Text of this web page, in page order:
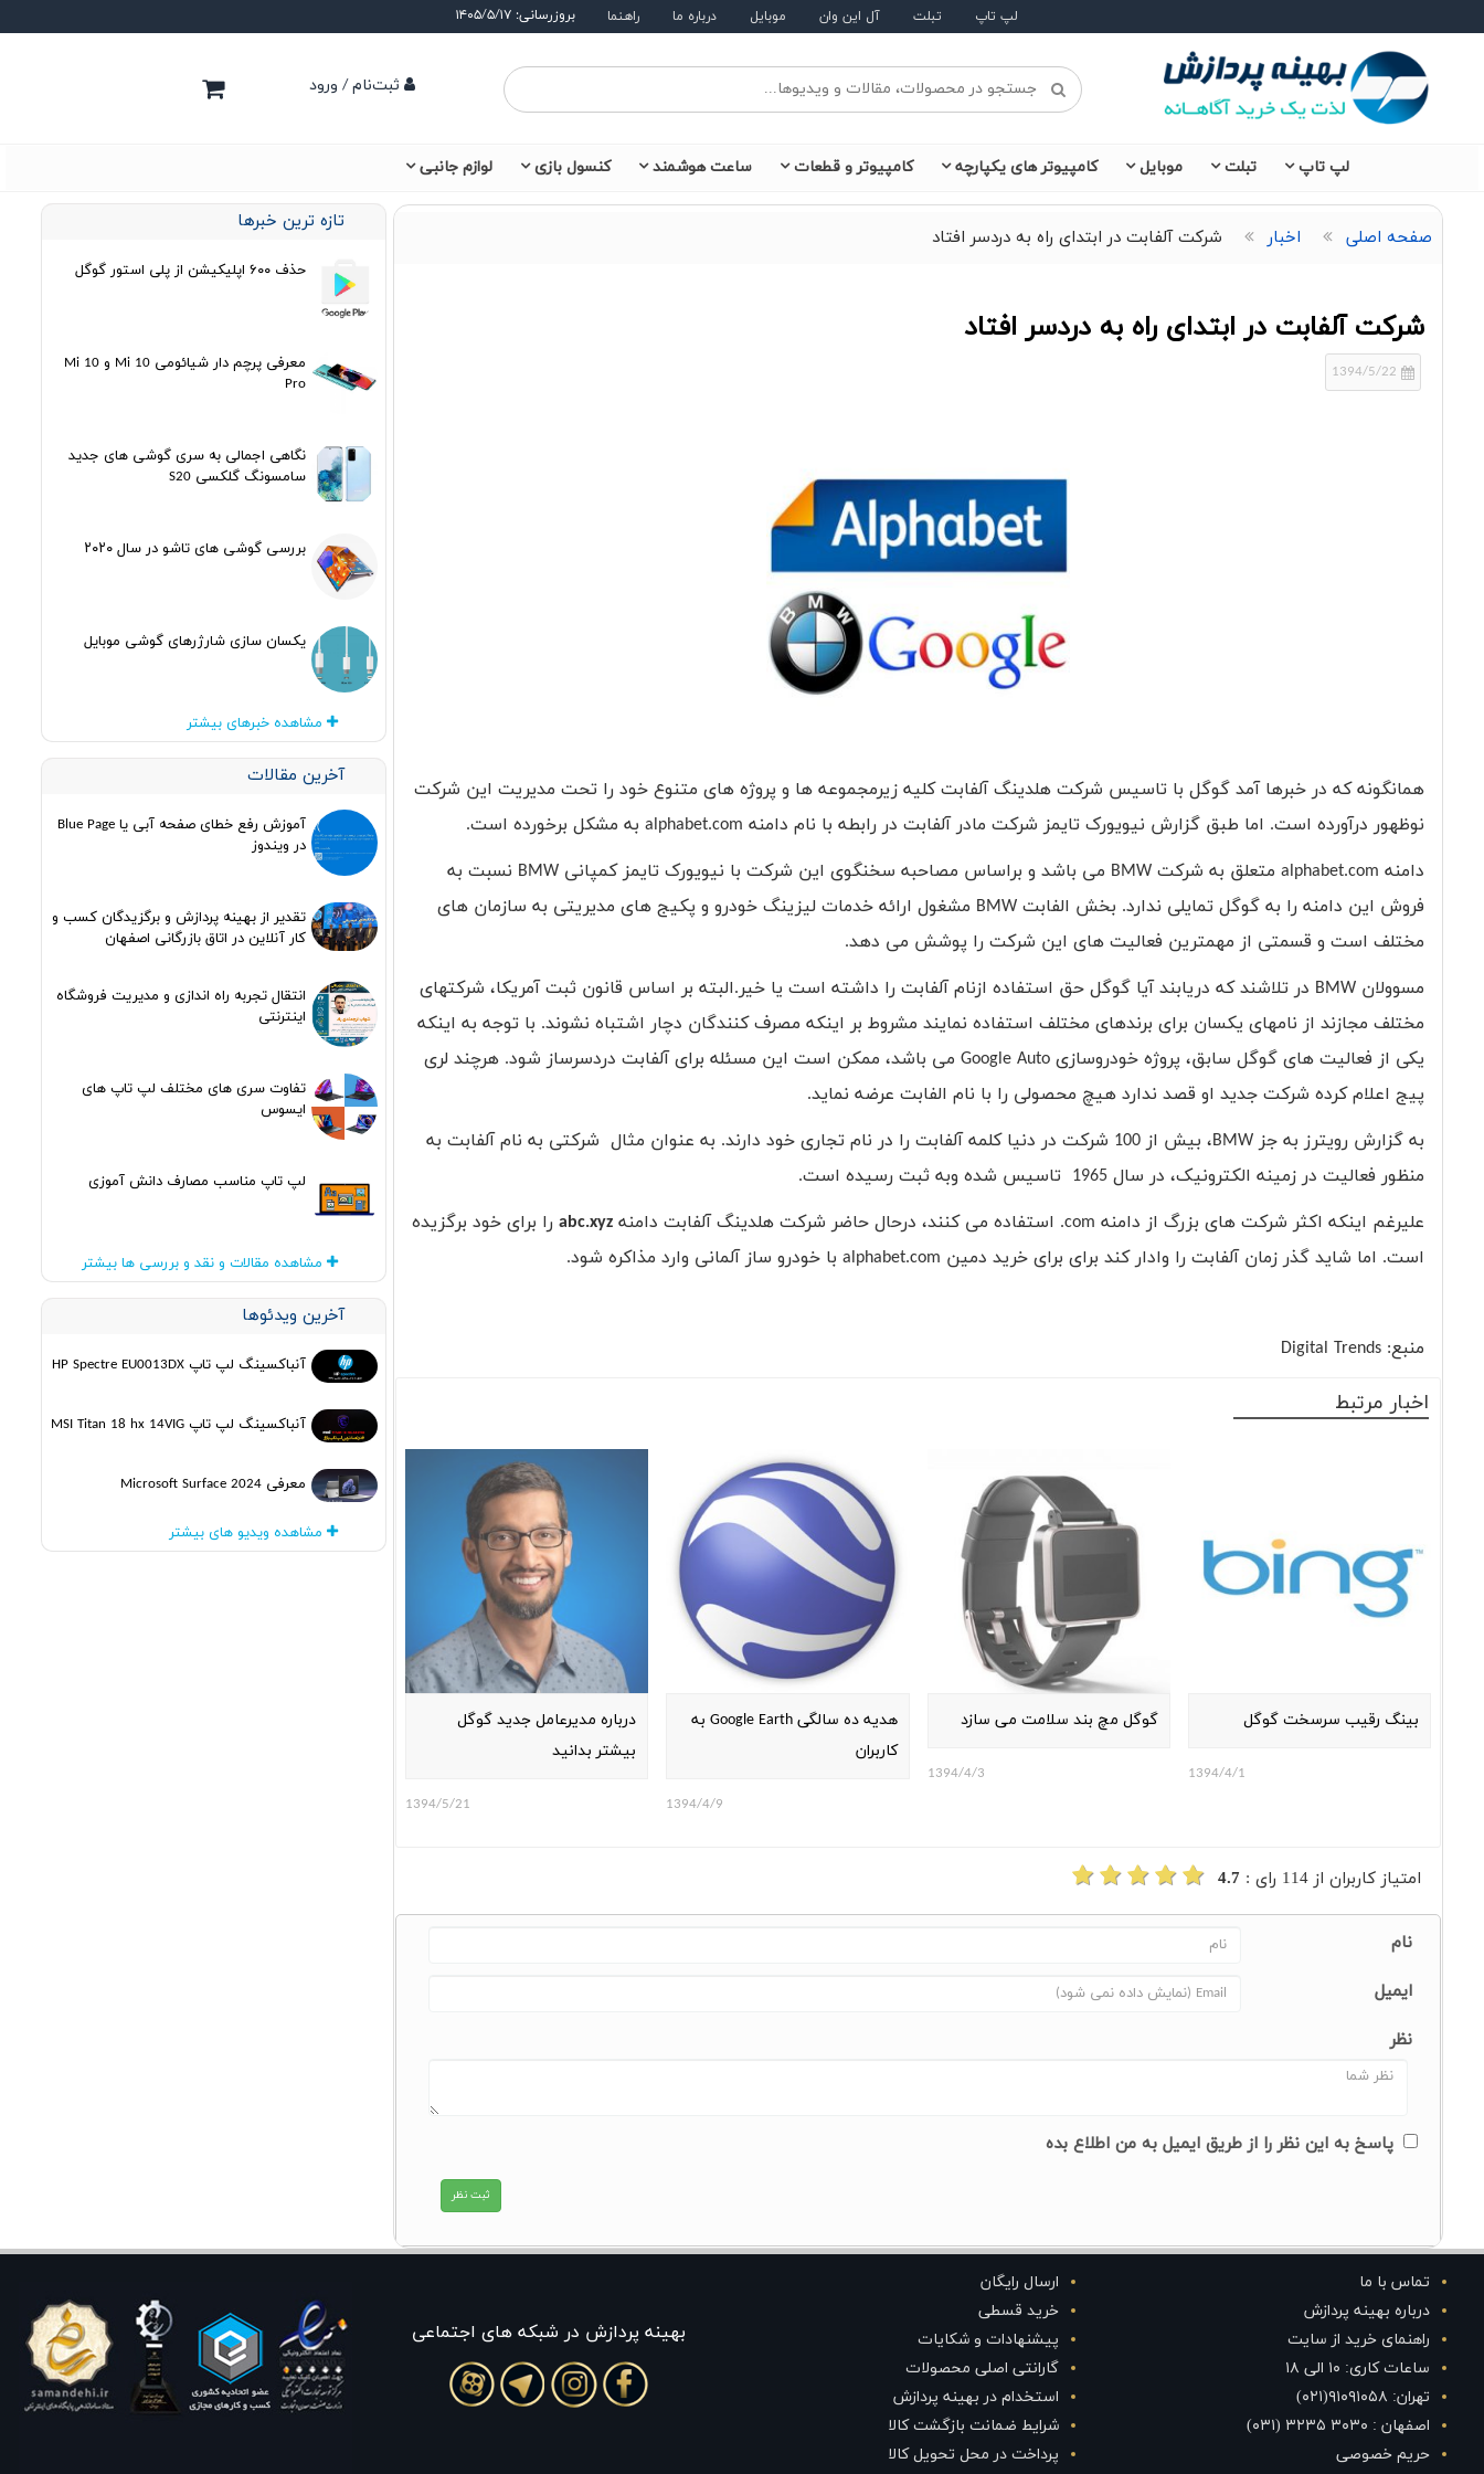
لپ تاپ تبلت آل این وان موبایل درباره ما راهنما بروزرسانی: ۱۴۰۵/۵/۱۷
ثبت‌نام / ورود
لپ تاپ تبلت موبایل کامپیوتر های یکپارچه کامپیوتر و قطعات ساعت هوشمند کنسول بازی لوازم جانبی
صفحه اصلی اخبار شرکت آلفابت در ابتدای راه به دردسر افتاد
شرکت آلفابت در ابتدای راه به دردسر افتاد
1394/5/22
همانگونه که در خبرها آمد گوگل با تاسیس شرکت هلدینگ آلفابت کلیه زیرمجموعه ها و پروژه های متنوع خود را تحت مدیریت این شرکت
نوظهور درآورده است. اما طبق گزارش نیویورک تایمز شرکت مادر آلفابت در رابطه با نام دامنه alphabet.comبه مشکل برخورده است.
دامنه alphabet.comمتعلق به شرکت BMW می باشد و براساس مصاحبه سخنگوی این شرکت با نیویورک تایمز کمپانی BMW نسبت به
فروش این دامنه را به گوگل تمایلی ندارد. بخش الفابت BMW مشغول ارائه خدمات لیزینگ خودرو و پکیج های مدیریتی به سازمان های
مختلف است و قسمتی از مهمترین فعالیت های این شرکت را پوشش می دهد.
مسوولان BMW در تلاشند که دریابند آیا گوگل حق استفاده ازنام آلفابت را داشته است یا خیر.البته بر اساس قانون ثبت آمریکا، شرکتهای
مختلف مجازند از نامهای یکسان برای برندهای مختلف استفاده نمایند مشروط بر اینکه مصرف کنندگان دچار اشتباه نشوند. با توجه به اینکه
یکی از فعالیت های گوگل سابق، پروژه خودروسازی Google Autoمی باشد، ممکن است این مسئله برای آلفابت دردسرساز شود. هرچند لری
پیج اعلام کرده شرکت جدید او قصد ندارد هیچ محصولی را با نام الفابت عرضه نماید.
به گزارش رویترز به جز BMW
، بیش از 100 شرکت در دنیا کلمه آلفابت را در نام تجاری خود دارند. به عنوان مثال شرکتی به نام آلفابت به
منظور فعالیت در زمینه الکترونیک، در سال 1965 تاسیس شده وبه ثبت رسیده است.
علیرغم اینکه اکثر شرکت های بزرگ از دامنه .com استفاده می کنند، درحال حاضر شرکت هلدینگ آلفابت دامنه abc.xyzرا برای خود برگزیده
است. اما شاید گذر زمان آلفابت را وادار کند برای برای خرید دمین alphabet.comبا خودرو ساز آلمانی وارد مذاکره شود.
منبع: Digital Trends
اخبار مرتبط
بینگ رقیب سرسخت گوگل
1394/4/1
گوگل مچ بند سلامت می سازد
1394/4/3
هدیه ده سالگی Google Earth به
کاربران
1394/4/9
درباره مدیرعامل جدید گوگل
بیشتر بدانید
1394/5/21
امتیاز کاربران از 114 رای : 4.7
نام
ایمیل
نظر
پاسخ به این نظر را از طریق ایمیل به من اطلاع بده
تازه ترین خبرها
حذف ۶۰۰ اپلیکیشن از پلی استور گوگل
معرفی پرچم دار شیائومی Mi 10 و Mi 10
Pro
نگاهی اجمالی به سری گوشی های جدید
سامسونگ گلکسی S20
بررسی گوشی های تاشو در سال ۲۰۲۰
یکسان سازی شارژرهای گوشی موبایل
مشاهده خبرهای بیشتر
آخرین مقالات
آموزش رفع خطای صفحه آبی یا Blue Page
در ویندوز
تقدیر از بهینه پردازش و برگزیدگان کسب و
کار آنلاین در اتاق بازرگانی اصفهان
انتقال تجربه راه اندازی و مدیریت فروشگاه
اینترنتی
تفاوت سری های مختلف لپ تاپ های
ایسوس
لپ تاپ مناسب مصارف دانش آموزی
مشاهده مقالات و نقد و بررسی ها بیشتر
آخرین ویدئوها
آنباکسینگ لپ تاپ HP Spectre EU0013DX
آنباکسینگ لپ تاپ MSI Titan 18 hx 14VIG
معرفی Microsoft Surface 2024
مشاهده ویدیو های بیشتر
تماس با ما
درباره بهینه پردازش
راهنمای خرید از سایت
ساعات کاری: ۱۰ الی ۱۸
تهران: ۹۱۰۹۱۰۵۸(۰۲۱)
اصفهان : ۳۰۳۰ ۳۲۳۵ (۰۳۱)
حریم خصوصی
ارسال رایگان
خرید قسطی
پیشنهادات و شکایات
گارانتی اصلی محصولات
استخدام در بهینه پردازش
شرایط ضمانت بازگشت کالا
پرداخت در محل تحویل کالا
بهينه پردازش در شبکه های اجتماعی